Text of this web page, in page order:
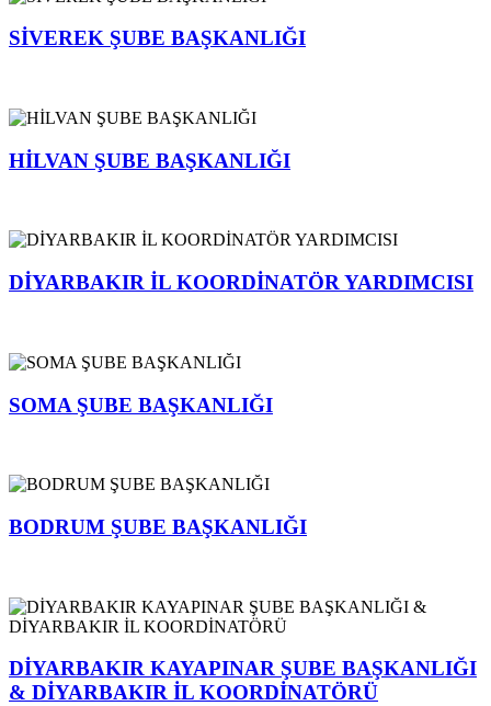
SİVEREK ŞUBE BAŞKANLIĞI
HİLVAN ŞUBE BAŞKANLIĞI
DİYARBAKIR İL KOORDİNATÖR YARDIMCISI
SOMA ŞUBE BAŞKANLIĞI
BODRUM ŞUBE BAŞKANLIĞI
DİYARBAKIR KAYAPINAR ŞUBE BAŞKANLIĞI
& DİYARBAKIR İL KOORDİNATÖRÜ